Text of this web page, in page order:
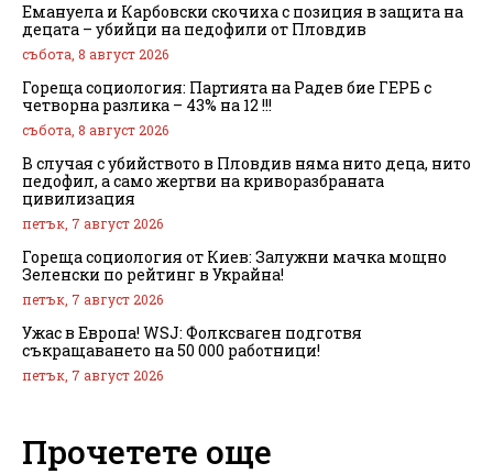
Емануела и Карбовски скочиха с позиция в защита на
децата – убийци на педофили от Пловдив
събота, 8 август 2026
Гореща социология: Партията на Радев бие ГЕРБ с
четворна разлика – 43% на 12 !!!
събота, 8 август 2026
В случая с убийството в Пловдив няма нито деца, нито
педофил, а само жертви на криворазбраната
цивилизация
петък, 7 август 2026
Гореща социология от Киев: Залужни мачка мощно
Зеленски по рейтинг в Украйна!
петък, 7 август 2026
Ужас в Европа! WSJ: Фолксваген подготвя
съкращаването на 50 000 работници!
петък, 7 август 2026
Прочетете още